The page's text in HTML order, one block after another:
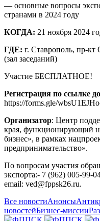
— основные вопросы
странами в 2024 году
КОГДА: 21 ноября 2024
ГДЕ: г. Ставрополь, пр-
(зал заседаний)
Участие БЕСПЛАТНОЕ!
Регистрация по ссылке
https://forms.gle/
Организатор: Центр
края, функционирующий
бизнес», в рамках
предпринимательство».
По вопросам участия
экспорта:- 7 (962) 005-99-
email: ved@fppsk26.ru.
Все новостиАнонсы
новостейБизнес-миссии